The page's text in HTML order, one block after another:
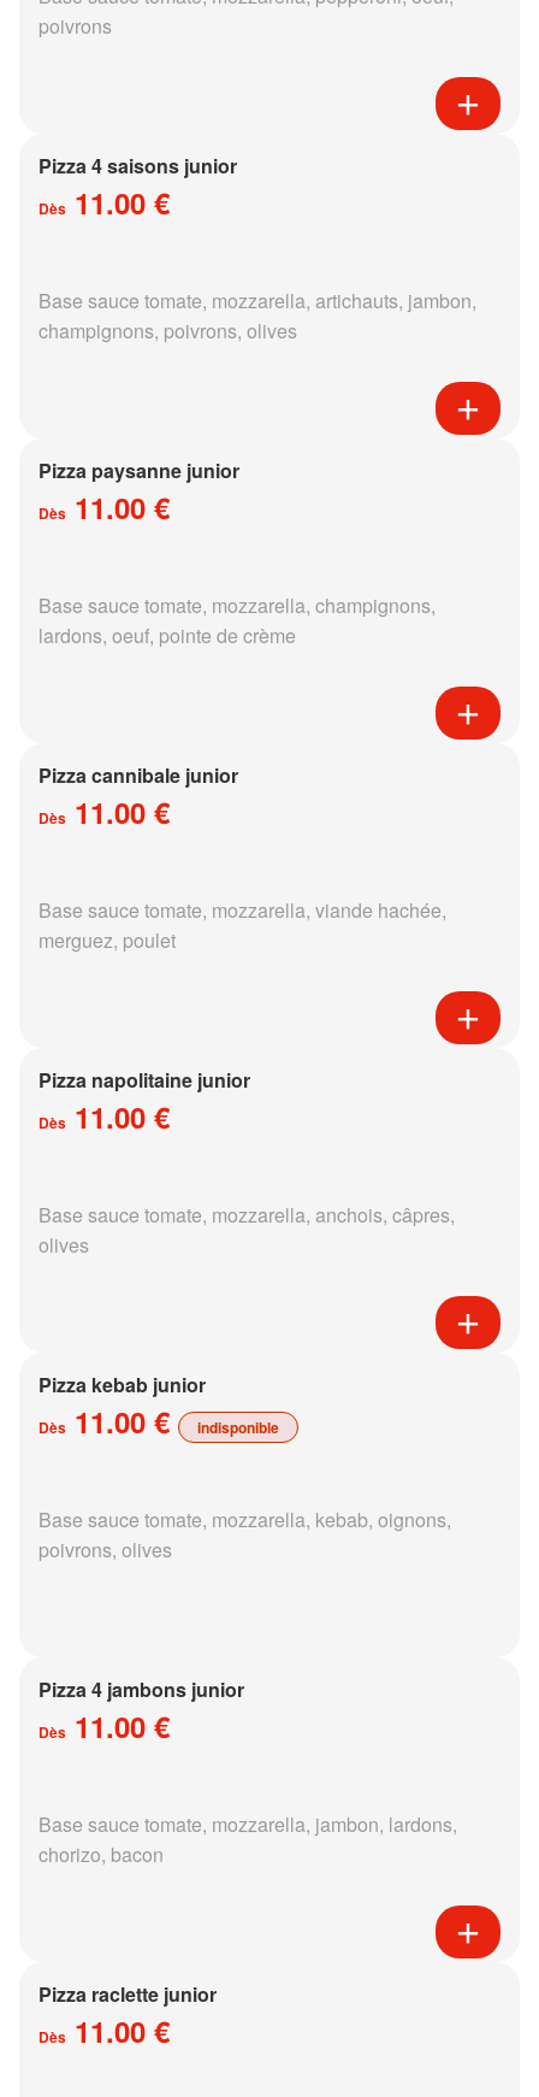
poivrons
Pizza 4 saisons junior
Dès 11.00 €
Base sauce tomate, mozzarella, artichauts, jambon,
champignons, poivrons, olives
Pizza paysanne junior
Dès 11.00 €
Base sauce tomate, mozzarella, champignons,
lardons, oeuf, pointe de crème
Pizza cannibale junior
Dès 11.00 €
Base sauce tomate, mozzarella, viande hachée,
merguez, poulet
Pizza napolitaine junior
Dès 11.00 €
Base sauce tomate, mozzarella, anchois, câpres,
olives
Pizza kebab junior
Dès 11.00 € indisponible
Base sauce tomate, mozzarella, kebab, oignons,
poivrons, olives
Pizza 4 jambons junior
Dès 11.00 €
Base sauce tomate, mozzarella, jambon, lardons,
chorizo, bacon
Pizza raclette junior
Dès 11.00 €